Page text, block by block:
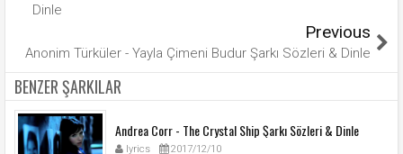
Dinle
Previous
Anonim Türküler - Yayla Çimeni Budur Şarkı Sözleri & Dinle
BENZER ŞARKILAR
Andrea Corr - The Crystal Ship Şarkı Sözleri & Dinle
lyrics 2017/12/10